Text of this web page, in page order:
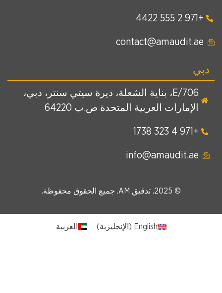
+971 2 555 4422
contact@amaudit.ae
دبي
E/706، بناية الشعلة، ديرة سيتي سنتر، دبي،
الإمارات العربية المتحدة ص.ب 64220
+971 4 323 1738
info@amaudit.ae
© 2025. تدقيق AM. جميع الحقوق محفوظة.
English
( الإنجليزية) العربية